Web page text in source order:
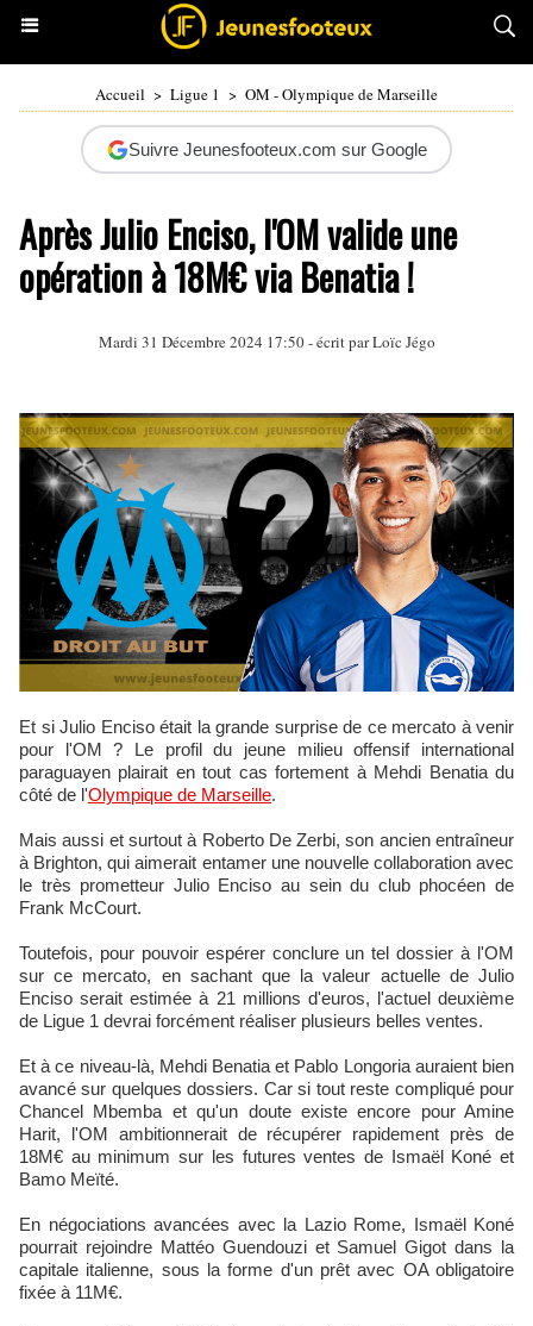
Accueil > Ligue 1 > OM - Olympique de Marseille
Suivre Jeunesfooteux.com sur Google
Après Julio Enciso, l'OM valide une
opération à 18M€ via Benatia !
Mardi 31 Décembre 2024 17:50 - écrit parLoïc Jégo
Et si Julio Enciso était la grande surprise de ce mercato à venir
pour l'OM ? Le profil du jeune milieu offensif international
paraguayen plairait en tout cas fortement à Mehdi Benatia du
côté de l'Olympique de Marseille.
Mais aussi et surtout à Roberto De Zerbi, son ancien entraîneur
à Brighton, qui aimerait entamer une nouvelle collaboration avec
le très prometteur Julio Enciso au sein du club phocéen de
Frank McCourt.
Toutefois, pour pouvoir espérer conclure un tel dossier à l'OM
sur ce mercato, en sachant que la valeur actuelle de Julio
Enciso serait estimée à 21 millions d'euros, l'actuel deuxième
de Ligue 1 devrai forcément réaliser plusieurs belles ventes.
Et à ce niveau-là, Mehdi Benatia et Pablo Longoria auraient bien
avancé sur quelques dossiers. Car si tout reste compliqué pour
Chancel Mbemba et qu'un doute existe encore pour Amine
Harit, l'OM ambitionnerait de récupérer rapidement près de
18M€ au minimum sur les futures ventes de Ismaël Koné et
Bamo Meïté.
En négociations avancées avec la Lazio Rome, Ismaël Koné
pourrait rejoindre Mattéo Guendouzi et Samuel Gigot dans la
capitale italienne, sous la forme d'un prêt avec OA obligatoire
fixée à 11M€.